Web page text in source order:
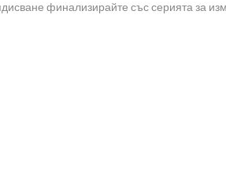
финализирайте със серията за